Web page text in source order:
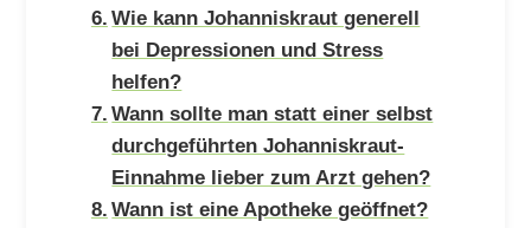
Wie kann Johanniskraut generell
bei Depressionen und Stress
helfen?
Wann sollte man statt einer selbst
durchgeführten Johanniskraut-
Einnahme lieber zum Arzt gehen?
Wann ist eine Apotheke geöffnet?